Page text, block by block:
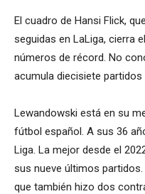
El cuadro de Hansi Flick,
seguidas en LaLiga, cierra
números de récord. No
acumula diecisiete
Lewandowski está en su
fútbol español. A sus 36
Liga. La mejor desde el
sus nueve últimos
que también hizo dos